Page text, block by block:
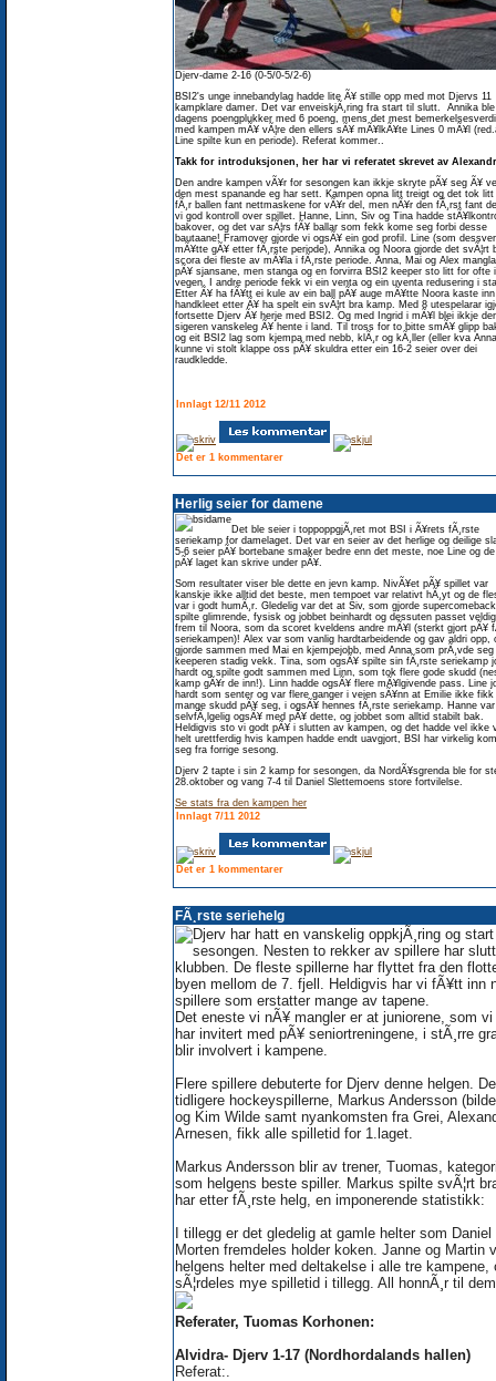
Djerv-dame 2-16 (0-5/0-5/2-6)
BSI2's unge innebandylag hadde lite Ã¥ stille opp med mot Djervs 11
kampklare damer. Det var enveiskjÃ¸ring fra start til slutt. Annika ble
dagens poengplukker med 6 poeng, mens det mest
med kampen mÃ¥ vÃ¦re den ellers sÃ¥ mÃ¥lkÃ¥te Lines 0 mÃ¥l
Line spilte kun en periode). Referat kommer..
Takk for introduksjonen, her har vi referatet skrevet av
Den andre kampen vÃ¥r for sesongen kan ikkje skryte pÃ¥ seg Ã¥
den mest spanande eg har sett. Kampen opna litt treigt og det tok litt
fÃ¸r ballen fant nettmaskene for vÃ¥r del, men nÃ¥r den fÃ¸rst fant
vi god kontroll over spillet. Hanne, Linn, Siv og Tina hadde
bakover, og det var sÃ¦rs fÃ¥ ballar som fekk kome seg forbi desse
bautaane! Framover gjorde vi ogsÃ¥ ein god profil. Line (som
mÃ¥tte gÃ¥ etter fÃ¸rste periode), Annika og Noora gjorde det svÃ¦rt
scora dei fleste av mÃ¥la i fÃ¸rste periode. Anna, Mai og Alex
pÃ¥ sjansane, men stanga og en forvirra BSI2 keeper sto litt for ofte i
vegen. I andre periode fekk vi ein venta og ein uventa redusering i
Etter Ã¥ ha fÃ¥tt ei kule av ein ball pÃ¥ auge mÃ¥tte Noora kaste inn
handkleet etter Ã¥ ha spelt ein svÃ¦rt bra kamp. Med 8 utespelarar
fortsette Djerv Ã¥ herje med BSI2. Og med Ingrid i mÃ¥l blei ikkje
sigeren vanskeleg Ã¥ hente i land. Til tross for to bitte smÃ¥ glipp
og eit BSI2 lag som kjempa med nebb, klÃ¸r og kÃ¸ller (eller kva
kunne vi stolt klappe oss pÃ¥ skuldra etter ein 16-2 seier over dei
raudkledde.
Innlagt 12/11 2012
Det er 1 kommentarer
Herlig seier for damene
Det ble seier i toppoppgjÃ¸ret mot BSI i Ã¥rets fÃ¸rste
seriekamp for damelaget. Det var en seier av det herlige og deilige
5-6 seier pÃ¥ bortebane smaker bedre enn det meste, noe Line og
pÃ¥ laget kan skrive under pÃ¥.
Som resultater viser ble dette en jevn kamp. NivÃ¥et pÃ¥ spillet var
kanskje ikke alltid det beste, men tempoet var relativt hÃ¸yt og de
var i godt humÃ¸r. Gledelig var det at Siv, som gjorde
spilte glimrende, fysisk og jobbet beinhardt og dessuten passet
frem til Noora, som da scoret kveldens andre mÃ¥l (sterkt gjort pÃ¥
seriekampen)! Alex var som vanlig hardtarbeidende og gav aldri opp,
gjorde sammen med Mai en kjempejobb, med Anna som prÃ¸vde seg
keeperen stadig vekk. Tina, som ogsÃ¥ spilte sin fÃ¸rste seriekamp
hardt og spilte godt sammen med Linn, som tok flere gode skudd
kamp gÃ¥r de inn!). Linn hadde ogsÃ¥ flere mÃ¥lgivende pass. Line
hardt som senter og var flere ganger i veien sÃ¥nn at Emilie ikke fikk
mange skudd pÃ¥ seg, i ogsÃ¥ hennes fÃ¸rste seriekamp. Hanne var
selvfÃ¸lgelig ogsÃ¥ med pÃ¥ dette, og jobbet som alltid stabilt bak.
Heldigvis sto vi godt pÃ¥ i slutten av kampen, og det hadde vel ikke
helt urettferdig hvis kampen hadde endt uavgjort, BSI har virkelig
seg fra forrige sesong.
Djerv 2 tapte i sin 2 kamp for sesongen, da NordÃ¥sgrenda ble for
28.oktober og vang 7-4 til Daniel Slettemoens store fortvilelse.
Se stats fra den kampen her
Innlagt 7/11 2012
Det er 1 kommentarer
FÃ¸rste seriehelg
Djerv har hatt en vanskelig oppkjÃ¸ring og
sesongen. Nesten to rekker av spillere har
klubben. De fleste spillerne har flyttet fra den
byen mellom de 7. fjell. Heldigvis har vi fÃ¥tt inn
spillere som erstatter mange av tapene.
Det eneste vi nÃ¥ mangler er at juniorene, som vi
har invitert med pÃ¥ seniortreningene, i stÃ¸rre
blir involvert i kampene.
Flere spillere debuterte for Djerv denne helgen. De
tidligere hockeyspillerne, Markus Andersson
og Kim Wilde samt nyankomsten fra Grei,
Arnesen, fikk alle spilletid for 1.laget.
Markus Andersson blir av trener, Tuomas,
som helgens beste spiller. Markus spilte svÃ¦rt
har etter fÃ¸rste helg, en imponerende statistikk:
I tillegg er det gledelig at gamle helter som Daniel
Morten fremdeles holder koken. Janne og Martin
helgens helter med deltakelse i alle tre kampene,
sÃ¦rdeles mye spilletid i tillegg. All honnÃ¸r til
Referater, Tuomas Korhonen:
Alvidra- Djerv 1-17 (Nordhordalands hallen)
Referat:.